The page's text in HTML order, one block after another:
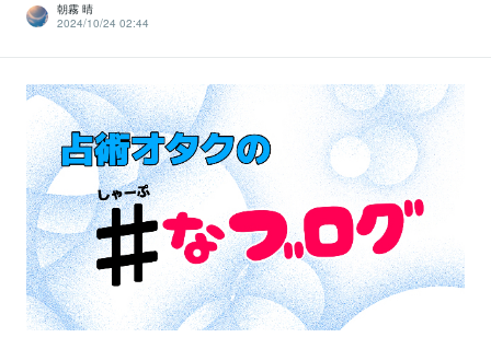
朝霧 晴
2024/10/24 02:44